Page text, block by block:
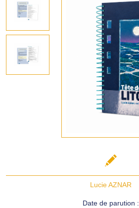
Lucie AZNAR
Date de parution :